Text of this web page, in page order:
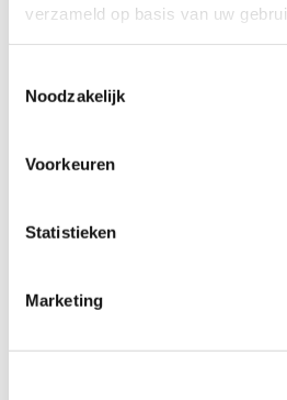
verzameld op basis van uw
Noodzakelijk
Voorkeuren
Statistieken
Marketing